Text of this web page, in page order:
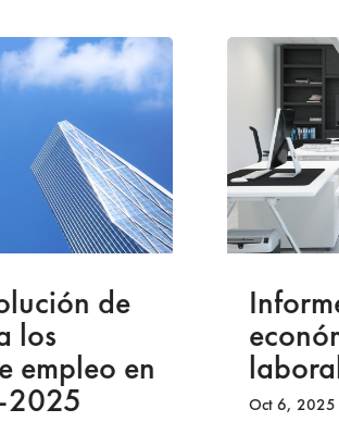
de
los
empleo en laboral
Oct 6, 2025